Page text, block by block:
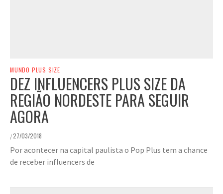
MUNDO PLUS SIZE
DEZ INFLUENCERS PLUS SIZE DA
REGIÃO NORDESTE PARA SEGUIR
AGORA
/27/03/2018
Por acontecer na capital paulista o Pop Plus tem a chance
de receber influencers de